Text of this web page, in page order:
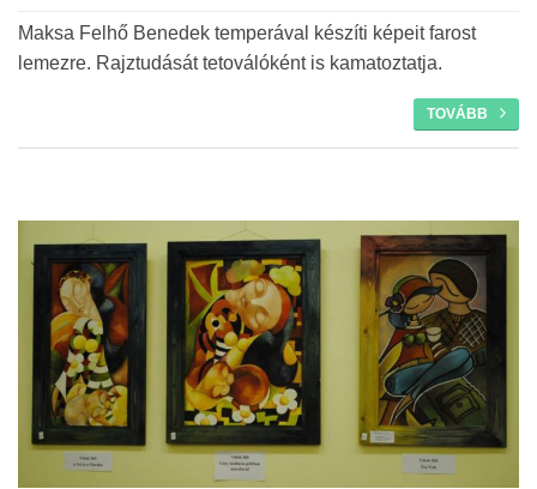
Maksa Felhő Benedek temperával készíti képeit farost
lemezre. Rajztudását tetoválóként is kamatoztatja.
TOVÁBB